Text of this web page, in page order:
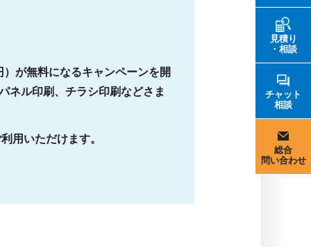
見積り
・相談
チャット
相談
総合
問い合わせ
が無料になるキャンペーンを開
ネル印刷、チラシ印刷などさま
用いただけます。